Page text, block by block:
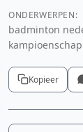
ONDERWERPEN:
badminton
Kopieer